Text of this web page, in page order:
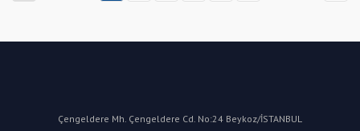
Çengeldere Mh. Çengeldere Cd. No:24 Beykoz/İSTANBUL